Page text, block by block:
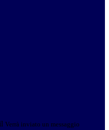
Verrà inviato un messaggio